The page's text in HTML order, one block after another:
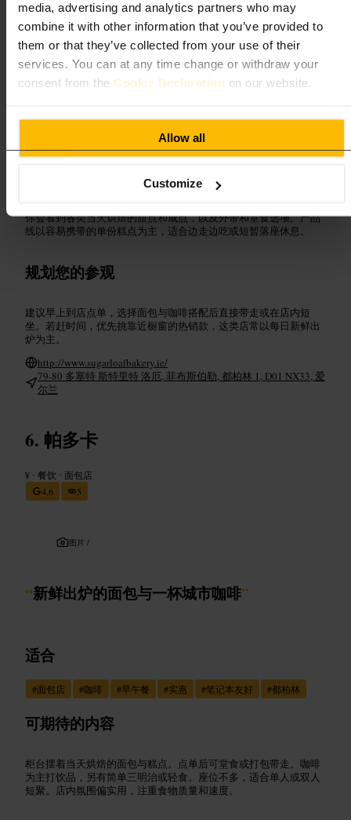
media, advertising and analytics partners who may
combine it with other information that you’ve provided to
them or that they’ve collected from your use of their
services. You can at any time change or withdraw your
consent from the Cookie Declaration on our website.
Allow all
Customize
“新鲜出炉，简单好味”
适合
#都柏林烘焙 #菲布斯伯勒 #面包店 #早午餐 #本地美食
你会看到各类当天烘焙的甜点和咸点，以及外带和堂食选项。产品
线以容易携带的单份糕点为主，适合边走边吃或短暂落座休息。
规划您的参观
建议早上到店点单，选择面包与咖啡搭配后直接带走或在店内短
坐。若赶时间，优先挑靠近橱窗的热销款，这类店常以每日新鲜出
炉为主。
http://www.sugarloafbakery.ie/
79-80 多塞特 斯特里特 洛厄, 菲布斯伯勒, 都柏林 1, D01 NX33, 爱
尔兰
帕多卡
¥ •餐饮 • 面包店
4.6
5
图片 /
“新鲜出炉的面包与一杯城市咖啡”
适合
#面包店 #咖啡 #早午餐 #实惠 #笔记本友好 #都柏林
可期待的内容
柜台摆着当天烘焙的面包与糕点。点单后可堂食或打包带走。咖啡
为主打饮品，另有简单三明治或轻食。座位不多，适合单人或双人
短聚。店内氛围偏实用，注重食物质量和速度。